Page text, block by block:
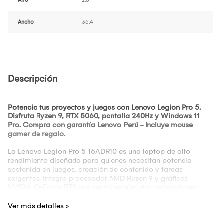
Ancho 36.4
Descripción
Potencia tus proyectos y juegos con Lenovo Legion Pro 5.
Disfruta Ryzen 9, RTX 5060, pantalla 240Hz y Windows 11
Pro. Compra con garantía Lenovo Perú - Incluye mouse
gamer de regalo.
La Lenovo Legion Pro 5 16ADR10 es una laptop de alto
rendimiento diseñada para quienes necesitan potencia
sostenida en juegos, creación de contenido y tareas
exigentes. Integra procesador AMD Ryzen 9 y gráficos
resolución y frecuencia que mejora la experiencia visual en